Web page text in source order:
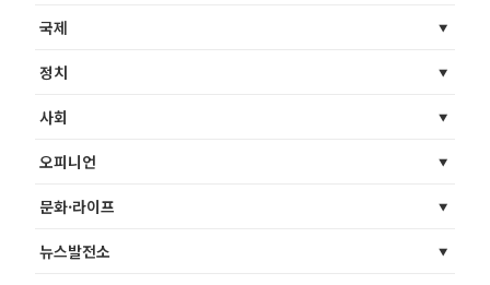
국제
정치
사회
오피니언
문화·라이프
뉴스발전소